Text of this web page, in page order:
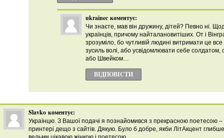
ukrainec коментує:
Чи знаєте, мав він дружину, дітей? Певно ні.
українців, причому найталановитіших. От і
зрозуміло, бо чутливій людині витримати це
зусиль волі, або усвідомлювати себе
або Швейком…
ВІДПОВІCТИ
Slavko коментує:
Українцю. З Вашої подачі я познайомився з прекрасною поетесою –
принтері дещо з сайтів. Дякую. Було б добре, якби ЛітАкцент